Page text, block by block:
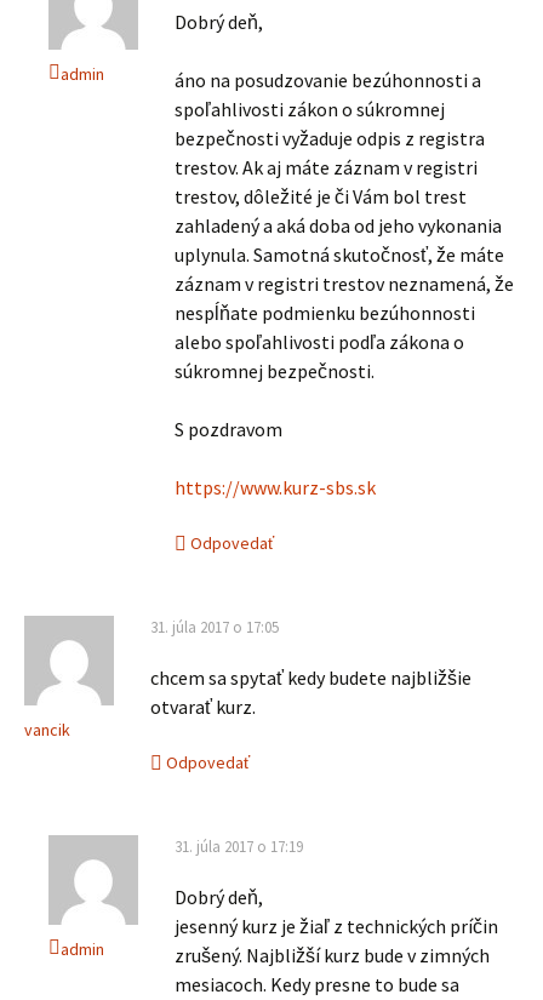
admin
Dobrý deň,
áno na posudzovanie bezúhonnosti a
spoľahlivosti zákon o súkromnej
bezpečnosti vyžaduje odpis z registra
trestov. Ak aj máte záznam v registri
trestov, dôležité je či Vám bol trest
zahladený a aká doba od jeho vykonania
uplynula. Samotná skutočnosť, že máte
záznam v registri trestov neznamená, že
nespĺňate podmienku bezúhonnosti
alebo spoľahlivosti podľa zákona o
súkromnej bezpečnosti.
S pozdravom
https://www.kurz-sbs.sk
Odpovedať
vancik
31. júla 2017 o 17:05
chcem sa spytať kedy budete najbližšie
otvarať kurz.
Odpovedať
admin
31. júla 2017 o 17:19
Dobrý deň,
jesenný kurz je žiaľ z technických príčin
zrušený. Najbližší kurz bude v zimných
mesiacoch. Kedy presne to bude sa